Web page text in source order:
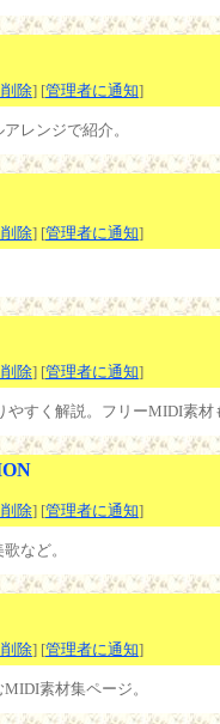
除] [管理者に通知]
レンジで紹介。
除] [管理者に通知]
除] [管理者に通知]
すく解説。フリーMIDI素材
除] [管理者に通知]
など。
除] [管理者に通知]
素材集ページ。